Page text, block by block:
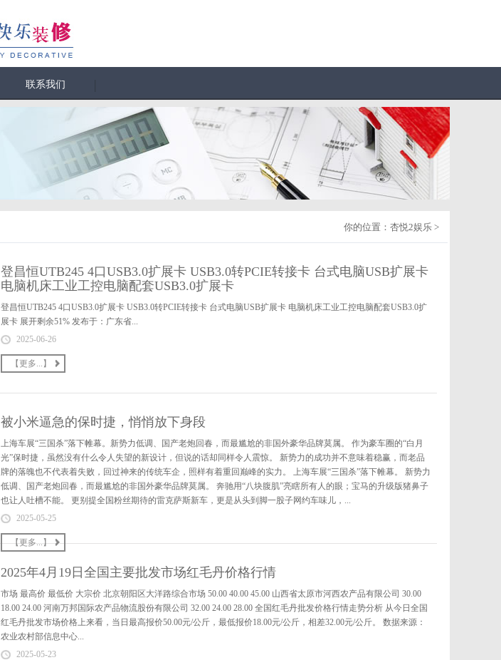
联系我们
你的位置： 杏悦2娱乐 >
登昌恒UTB245 4口USB3.0扩展卡 USB3.0转PCIE转接卡 台式电脑USB扩展卡
电脑机床工业工控电脑配套USB3.0扩展卡
登昌恒UTB245 4口USB3.0扩展卡 USB3.0转PCIE转接卡 台式电脑USB扩展卡 电脑机床工业工控电脑配套USB3.0扩
展卡 展开剩余51% 发布于：广东省...
2025-06-26
【更多...】
被小米逼急的保时捷，悄悄放下身段
上海车展“三国杀”落下帷幕。新势力低调、国产老炮回春，而最尴尬的非国外豪华品牌莫属。 作为豪车圈的“白月
光”保时捷，虽然没有什么令人失望的新设计，但说的话却同样令人震惊。 新势力的成功并不意味着稳赢，而老品
牌的落魄也不代表着失败，回过神来的传统车企，照样有着重回巅峰的实力。 上海车展“三国杀”落下帷幕。 新势力
低调、国产老炮回春，而最尴尬的非国外豪华品牌莫属。 奔驰用“八块腹肌”亮瞎所有人的眼；宝马的升级版猪鼻子
也让人吐槽不能。 更别提全国粉丝期待的雷克萨斯新车，更是从头到脚一股子网约车味儿，...
2025-05-25
【更多...】
2025年4月19日全国主要批发市场红毛丹价格行情
市场 最高价 最低价 大宗价 北京朝阳区大洋路综合市场 50.00 40.00 45.00 山西省太原市河西农产品有限公司 30.00
18.00 24.00 河南万邦国际农产品物流股份有限公司 32.00 24.00 28.00 全国红毛丹批发价格行情走势分析 从今日全国
红毛丹批发市场价格上来看，当日最高报价50.00元/公斤，最低报价18.00元/公斤，相差32.00元/公斤。 数据来源：
农业农村部信息中心...
2025-05-23